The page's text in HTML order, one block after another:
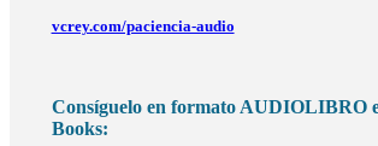
vcrey.com/paciencia-audio
Consíguelo en formato AUDIOLIBRO
Books: